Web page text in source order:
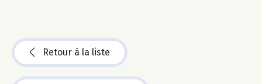
Retour à la liste